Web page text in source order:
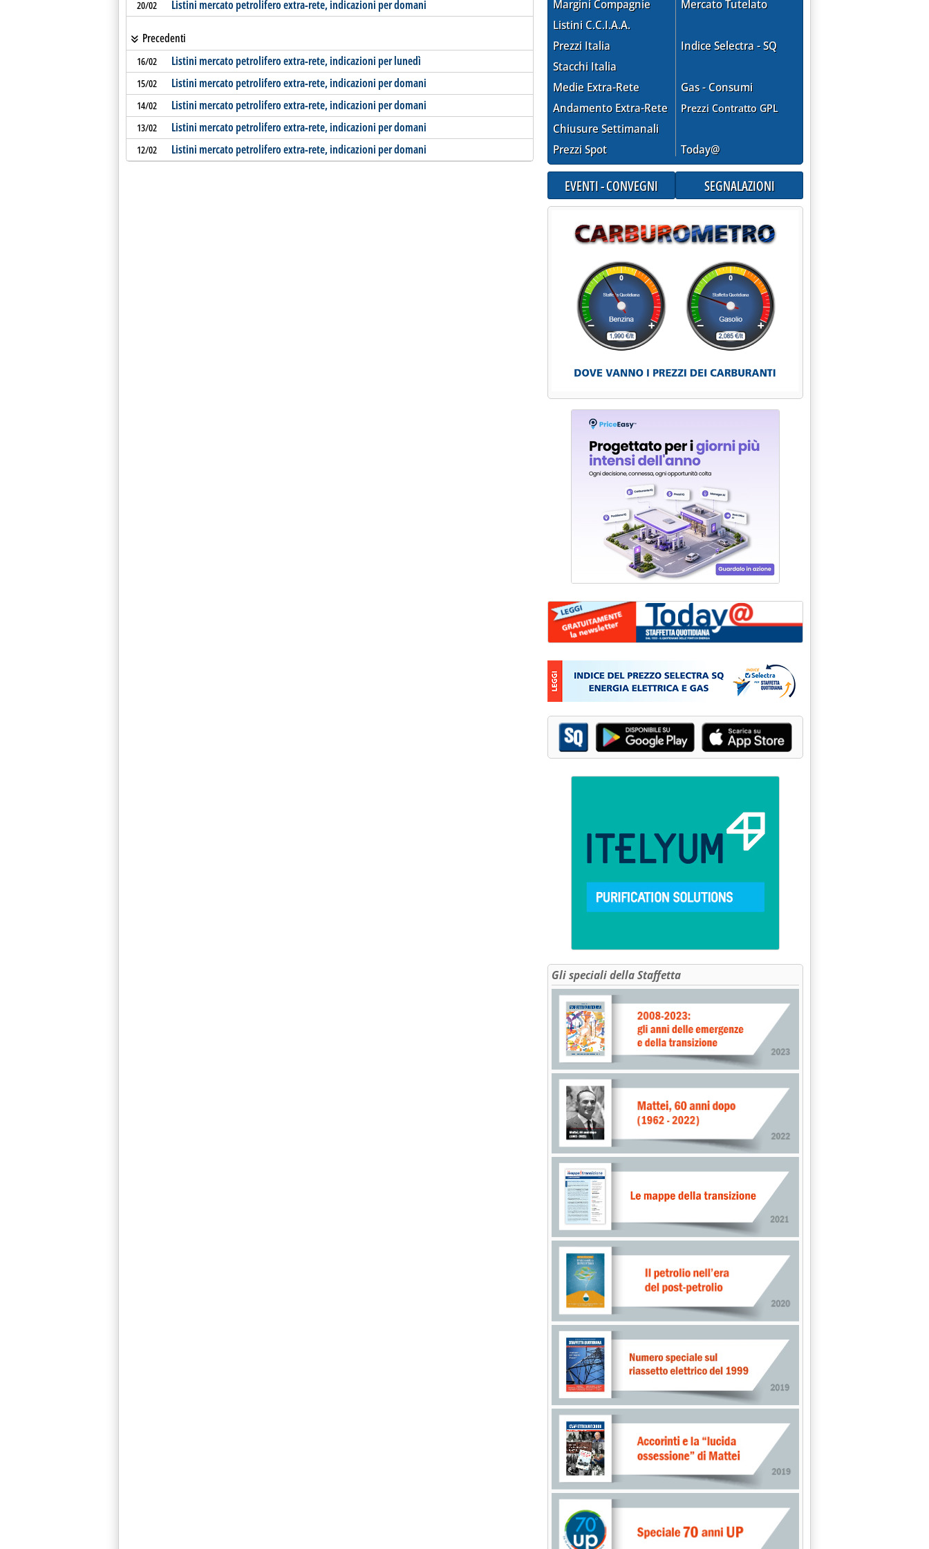
20/02 Listini mercato petrolifero extra-rete, indicazioni per domani
Precedenti
16/02 Listini mercato petrolifero extra-rete, indicazioni per lunedì
15/02 Listini mercato petrolifero extra-rete, indicazioni per domani
14/02 Listini mercato petrolifero extra-rete, indicazioni per domani
13/02 Listini mercato petrolifero extra-rete, indicazioni per domani
12/02 Listini mercato petrolifero extra-rete, indicazioni per domani
Margini Compagnie
Listini C.C.I.A.A.
Prezzi Italia
Stacchi Italia
Medie Extra-Rete
Andamento Extra-Rete
Chiusure Settimanali
Prezzi Spot
Mercato Tutelato
Indice Selectra - SQ
Gas - Consumi
Prezzi Contratto GPL
Today@
EVENTI - CONVEGNI SEGNALAZIONI
Gli speciali della Staffetta